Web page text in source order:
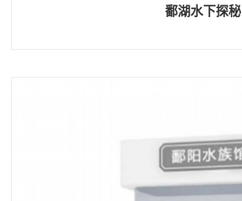
鄱湖水下探秘